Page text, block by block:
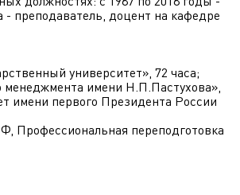
- преподаватель, доцент на кафедре
университет», 72 часа;
имени Н.П.Пастухова»,
имени первого Президента России
Профессиональная переподготовка